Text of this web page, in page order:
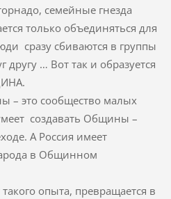
семейные гнезда
только объединяться для
сразу сбиваются в группы
другу … Вот так и образуется
– это сообщество малых
создавать Общины –
А Россия имеет
в Общинном
опыта, превращается в